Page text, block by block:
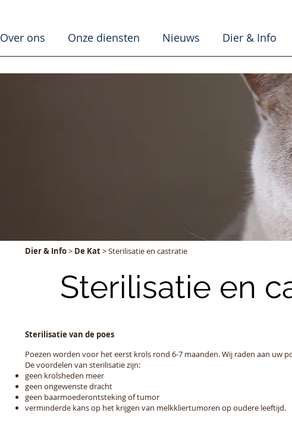
Over ons Onze diensten Nieuws Dier & Info
Dier & Info> De Kat> Sterilisatie en castratie
Sterilisatie en
Sterilisatie van de poes
Poezen worden voor het eerst krols rond 6-7 maanden. Wij raden aan uw
De voordelen van sterilisatie zijn:
geen krolsheden meer
geen ongewenste dracht
geen baarmoederontsteking of tumor
verminderde kans op het krijgen van melkkliertumoren op oudere leeftijd.